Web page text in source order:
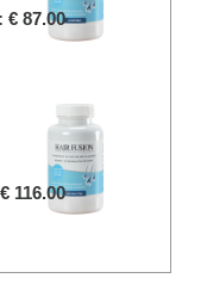
€ 87.00
116.00